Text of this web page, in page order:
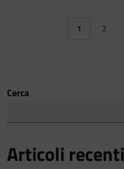
1 2
Cerca
Articoli recenti